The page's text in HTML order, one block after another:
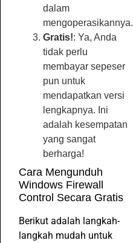
dalam
mengoperasikannya.
Gratis!: Ya, Anda
tidak perlu
membayar sepeser
pun untuk
mendapatkan versi
lengkapnya. Ini
adalah kesempatan
yang sangat
berharga!
Cara Mengunduh
Windows Firewall
Control Secara Gratis
Berikut adalah langkah-
langkah mudah untuk